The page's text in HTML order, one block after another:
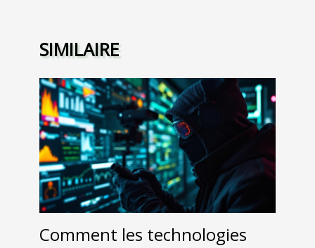
SIMILAIRE
Comment les technologies